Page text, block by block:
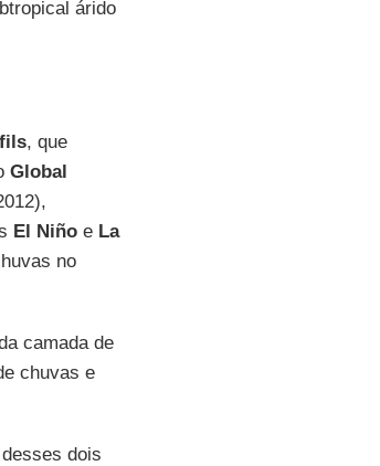
árido
, que
Global
El Niño eLa
no
camada de
chuvas e
dois